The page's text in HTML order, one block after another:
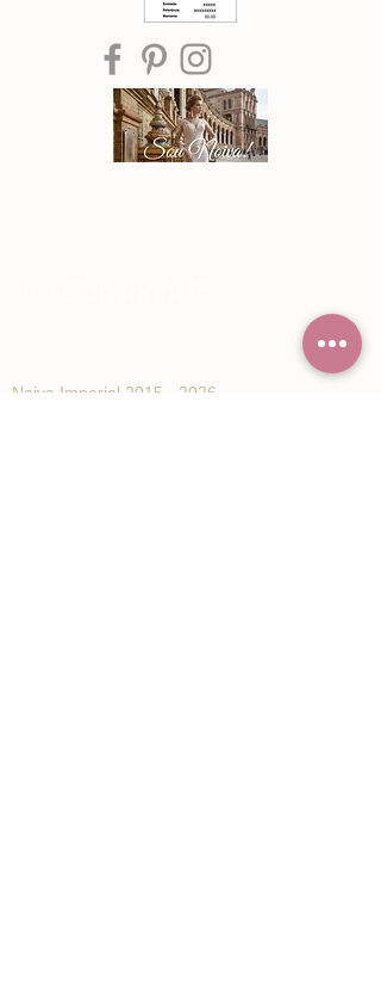
Noiva Imperial 2015 - 2026